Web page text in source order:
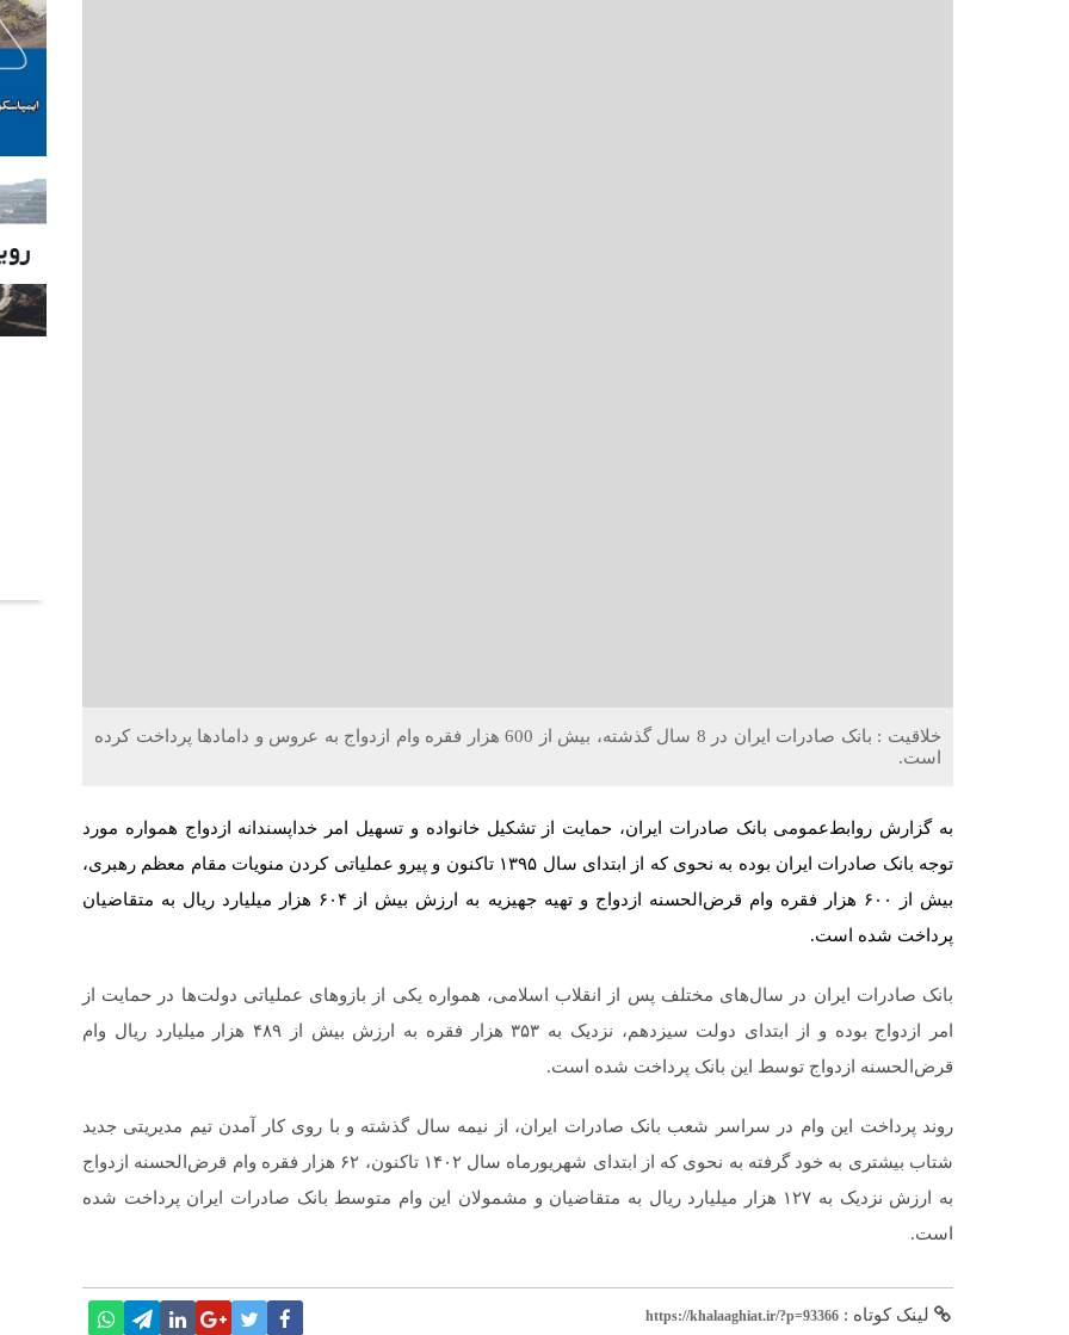
خلاقیت : بانک صادرات ایران در 8 سال گذشته، بیش از 600 هزار فقره وام ازدواج به عروس و دامادها پرداخت کرده
است.
به گزارش روابط‌عمومی بانک صادرات ایران، حمایت از تشکیل خانواده و تسهیل امر خداپسندانه ازدواج همواره مورد
توجه بانک صادرات ایران بوده به نحوی که از ابتدای سال ۱۳۹۵ تاکنون و پیرو عملیاتی کردن منویات مقام معظم رهبری،
بیش از ۶۰۰ هزار فقره وام قرض‌الحسنه ازدواج و تهیه جهیزیه به ارزش بیش از ۶۰۴ هزار میلیارد ریال به متقاضیان
پرداخت شده است.
بانک صادرات ایران در سال‌های مختلف پس از انقلاب اسلامی، همواره یکی از بازوهای عملیاتی دولت‌ها در حمایت از
امر ازدواج بوده و از ابتدای دولت سیزدهم، نزدیک به ۳۵۳ هزار فقره به ارزش بیش از ۴۸۹ هزار میلیارد ریال وام
قرض‌الحسنه ازدواج توسط این بانک پرداخت شده است.
روند پرداخت این وام در سراسر شعب بانک صادرات ایران، از نیمه سال گذشته و با روی کار آمدن تیم مدیریتی جدید
شتاب بیشتری به خود گرفته به نحوی که از ابتدای شهریورماه سال ۱۴۰۲ تاکنون، ۶۲ هزار فقره وام قرض‌الحسنه ازدواج
به ارزش نزدیک به ۱۲۷ هزار میلیارد ریال به متقاضیان و مشمولان این وام متوسط بانک صادرات ایران پرداخت شده
است.​
لینک کوتاه : https://khalaaghiat.ir/?p=93366